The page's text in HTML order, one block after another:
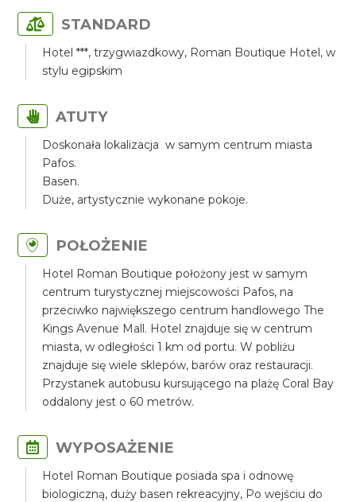
STANDARD
Hotel ***, trzygwiazdkowy, Roman Boutique Hotel, w
stylu egipskim
ATUTY
Doskonała lokalizacja w samym centrum miasta
Pafos.
Basen.
Duże, artystycznie wykonane pokoje.
POŁOŻENIE
Hotel Roman Boutique położony jest w samym
centrum turystycznej miejscowości Pafos, na
przeciwko największego centrum handlowego The
Kings Avenue Mall. Hotel znajduje się w centrum
miasta, w odległości 1 km od portu. W pobliżu
znajduje się wiele sklepów, barów oraz restauracji.
Przystanek autobusu kursującego na plażę Coral Bay
oddalony jest o 60 metrów.
WYPOSAŻENIE
Hotel Roman Boutique posiada spa i odnowę
biologiczną, duży basen rekreacyjny, Po wejściu do